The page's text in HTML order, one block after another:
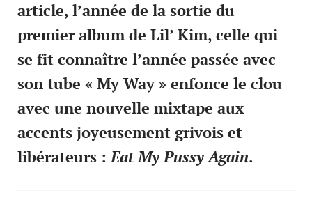
article, l’année de la sortie du
premier album de Lil’ Kim, celle qui
se fit connaître l’année passée avec
son tube « My Way » enfonce le clou
avec une nouvelle mixtape aux
accents joyeusement grivois et
libérateurs :Eat My Pussy Again.